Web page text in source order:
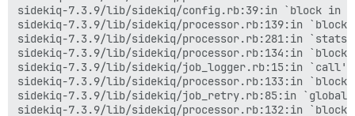
sidekiq-7.3.9/lib/sidekiq/job_logger.rb:15:in
sidekiq-7.3.9/lib/sidekiq/processor.rb:133:in
sidekiq-7.3.9/lib/sidekiq/job_retry.rb:85:in
sidekiq-7.3.9/lib/sidekiq/processor.rb:132:in
sidekiq-7.3.9/lib/sidekiq/job_logger.rb:40:in
sidekiq-7.3.9/lib/sidekiq/processor.rb:131:in
sidekiq-7.3.9/lib/sidekiq/processor.rb:183:in
sidekiq-7.3.9/lib/sidekiq/processor.rb:182:in
sidekiq-7.3.9/lib/sidekiq/config.rb:39:in `block in
sidekiq-7.3.9/lib/sidekiq/processor.rb:139:in
sidekiq-7.3.9/lib/sidekiq/processor.rb:281:in
sidekiq-7.3.9/lib/sidekiq/processor.rb:134:in
sidekiq-7.3.9/lib/sidekiq/job_logger.rb:15:in
sidekiq-7.3.9/lib/sidekiq/processor.rb:133:in
sidekiq-7.3.9/lib/sidekiq/job_retry.rb:85:in
sidekiq-7.3.9/lib/sidekiq/processor.rb:132:in